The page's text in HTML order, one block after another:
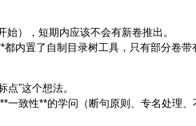
始），短期内应该不会有新卷推出。
内置了自制目录树工具，只有部分卷
”这个想法。
一致性**的学问（断句原则、专名处理